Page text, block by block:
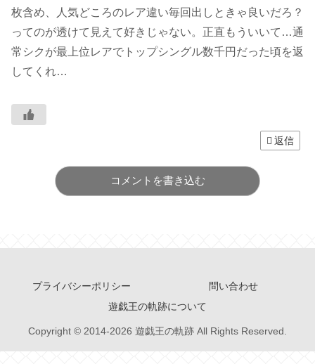
枚含め、人気どころのレア違い毎回出しときゃ良いだろ？
ってのが透けて見えて好きじゃない。正直もういいて…通
常シクが最上位レアでトップシングル数千円だった頃を返
してくれ…
返信
コメントを書き込む
プライバシーポリシー
問い合わせ
遊戯王の軌跡について
Copyright © 2014-2026 遊戯王の軌跡 All Rights Reserved.